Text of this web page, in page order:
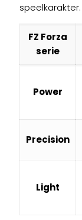
speelkarakter.
FZ Forza
serie
Power
Precision
Light